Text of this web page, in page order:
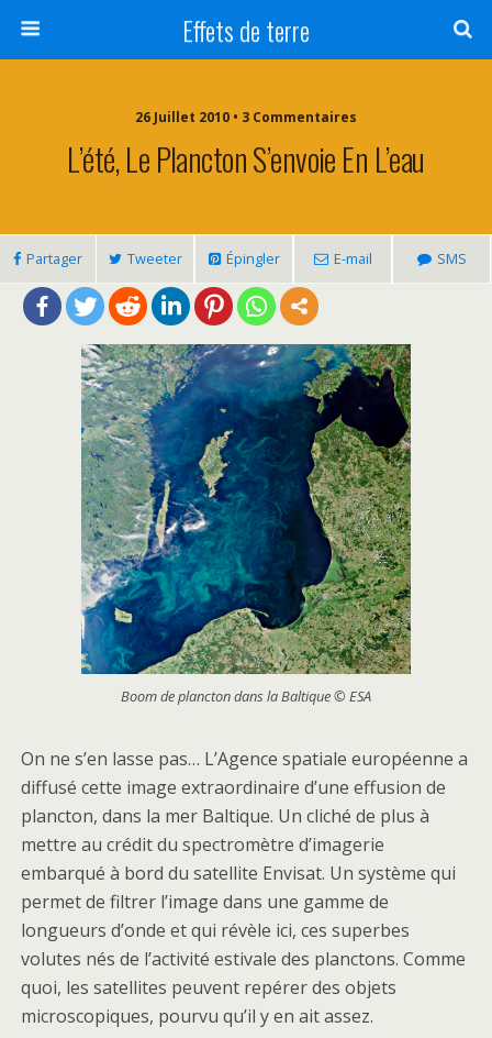
Effets de terre
26 Juillet 2010 • 3 Commentaires
L’été, Le Plancton S’envoie En L’eau
Partager Tweeter Épingler E-mail SMS
Boom de plancton dans la Baltique © ESA
On ne s’en lasse pas… L’Agence spatiale européenne a
diffusé cette image extraordinaire d’une effusion de
plancton, dans la mer Baltique. Un cliché de plus à
mettre au crédit du spectromètre d’imagerie
embarqué à bord du satellite Envisat. Un système qui
permet de filtrer l’image dans une gamme de
longueurs d’onde et qui révèle ici, ces superbes
volutes nés de l’activité estivale des planctons. Comme
quoi, les satellites peuvent repérer des objets
microscopiques, pourvu qu’il y en ait assez.